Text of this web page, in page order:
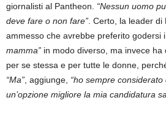
giornalisti al Pantheon. “Nessun uomo
deve fare o non fare”. Certo, la leader di
ammesso che avrebbe preferito godersi
mamma” in modo diverso, ma invece
per se stessa e per tutte le donne,
“Ma”, aggiunge, “ho sempre
un’opzione migliore la mia candidatura